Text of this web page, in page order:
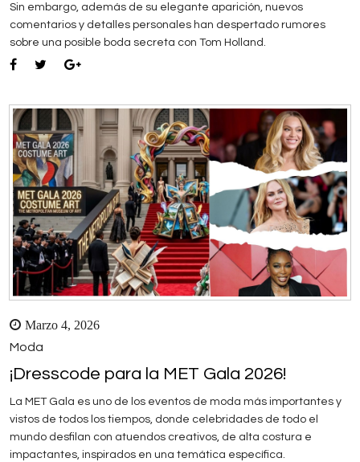
Sin embargo, además de su elegante aparición, nuevos
comentarios y detalles personales han despertado rumores
sobre una posible boda secreta con Tom Holland.
Marzo 4, 2026
Moda
¡Dresscode para la MET Gala 2026!
La MET Gala es uno de los eventos de moda más importantes y
vistos de todos los tiempos, donde celebridades de todo el
mundo desfilan con atuendos creativos, de alta costura e
impactantes, inspirados en una temática específica.